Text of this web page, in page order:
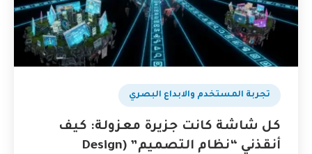
تجربة المستخدم والابداع البصري
كل شاشة كانت جزيرة معزولة: كيف
أنقذني “نظام التصميم” (Design